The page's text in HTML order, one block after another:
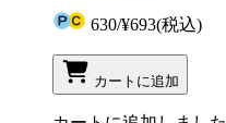
630/¥693(税込)
カートに追加